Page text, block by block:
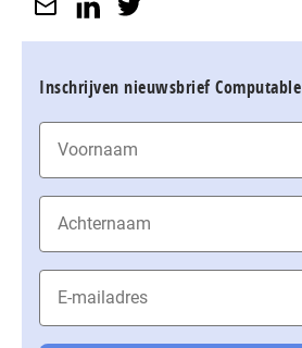
Inschrijven nieuwsbrief Computable